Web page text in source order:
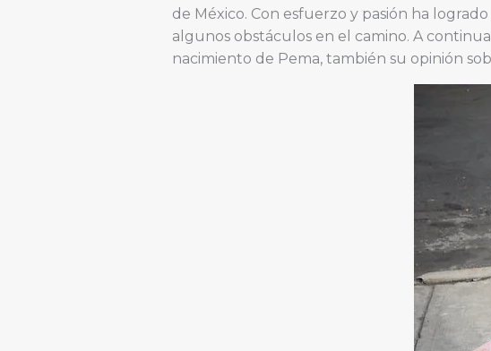
de México. Con esfuerzo y pasión ha
algunos obstáculos en el camino. A
nacimiento de Pema, también su opinión